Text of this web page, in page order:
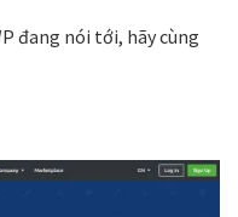
đang nói tới, hãy cùng